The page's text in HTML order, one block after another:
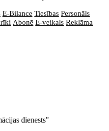
E-Bilance Tiesības Personāls
Abonē E-veikals Reklāma
dienests"